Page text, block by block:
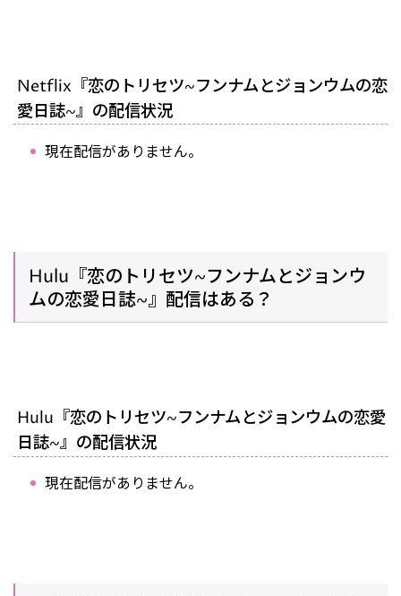
Netflix『恋のトリセツ~フンナムとジョンウムの恋
愛日誌~』の配信状況
現在配信がありません。
Hulu『恋のトリセツ~フンナムとジョンウ
ムの恋愛日誌~』配信はある？
Hulu『恋のトリセツ~フンナムとジョンウムの恋愛
日誌~』の配信状況
現在配信がありません。